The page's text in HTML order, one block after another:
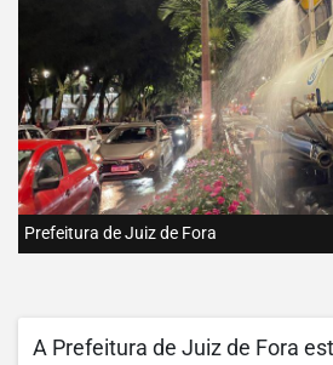
Prefeitura de Juiz de Fora
A Prefeitura de Juiz de Fora